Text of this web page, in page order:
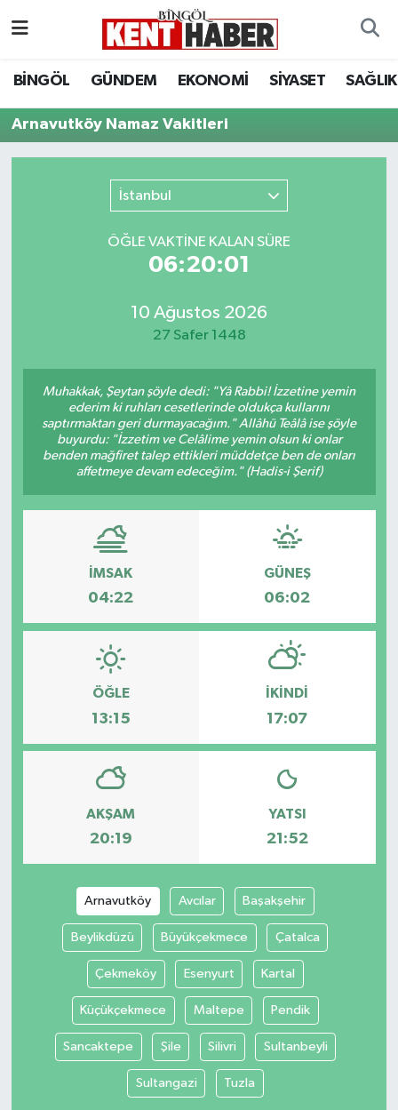
BİNGÖL GÜNDEM EKONOMİ SİYASET SAĞLIK
Arnavutköy Namaz Vakitleri
İstanbul
ÖĞLE VAKTİNE KALAN SÜRE
06:20:01
10 Ağustos 2026
27 Safer 1448
Muhakkak, Şeytan şöyle dedi: "Yâ Rabbi! İzzetine yemin
ederim ki ruhları cesetlerinde oldukça kullarını
saptırmaktan geri durmayacağım." Allâhü Teâlâ ise şöyle
buyurdu: "İzzetim ve Celâlime yemin olsun ki onlar
benden mağfiret talep ettikleri müddetçe ben de onları
affetmeye devam edeceğim." (Hadis-i Şerif)
İMSAK
04:22
GÜNEŞ
06:02
ÖĞLE
13:15
İKINDI
17:07
AKŞAM
20:19
YATSI
21:52
Arnavutköy Avcılar Başakşehir
Beylikdüzü Büyükçekmece Çatalca
Çekmeköy Esenyurt Kartal
Küçükçekmece Maltepe Pendik
Sancaktepe Şile Silivri Sultanbeyli
Sultangazi Tuzla
BİLİM-TEKNOLOJİ
DÜNYA
EKONOMİ
KARLIOVA
KİĞI
MERKEZ
SAĞLIK
SOLHAN
YAYLADERE
YEDİSU
Bingöl Hava Durumu
Bingöl Namaz Vakitleri
Bingöl Trafik Yoğunluk Haritası
Süper Lig Puan Durumu ve Fikstür
Son Dakika Haberleri
Haber Arşivi